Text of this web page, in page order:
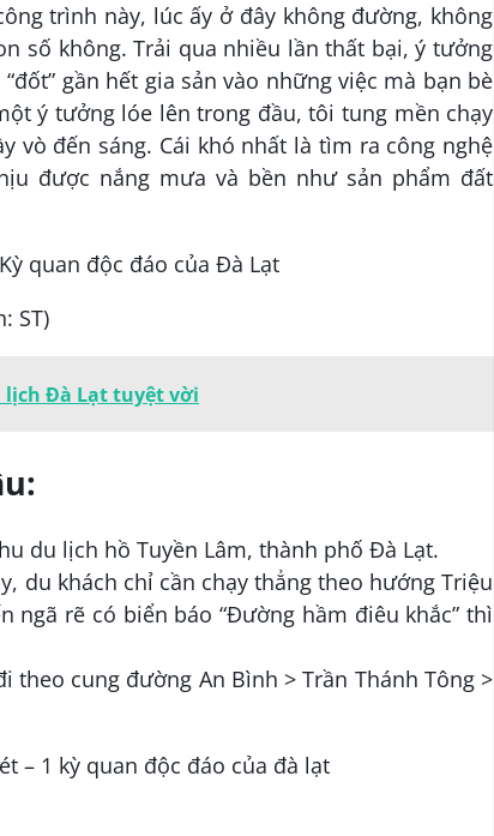
trình này, lúc ấy ở đây không đường, không
số không. Trải qua nhiều lần thất bại, ý tưởng
gần hết gia sản vào những việc mà bạn bè
ý tưởng lóe lên trong đầu, tôi tung mền chạy
vò đến sáng. Cái khó nhất là tìm ra công nghệ
được nắng mưa và bền như sản phẩm đất
ST)
lịch Đà Lạt tuyệt vời
du lịch hồ Tuyền Lâm, thành phố Đà Lạt.
du khách chỉ cần chạy thẳng theo hướng Triệu
ngã rẽ có biển báo “Đường hầm điêu khắc” thì
cung đường An Bình > Trần Thánh Tông >